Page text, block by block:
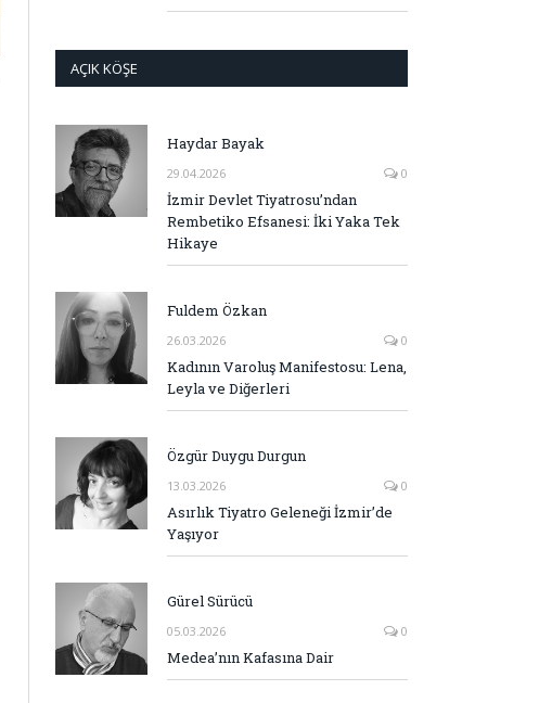
AÇIK KÖŞE
Haydar Bayak
29.04.2026 0
İzmir Devlet Tiyatrosu’ndan
Rembetiko Efsanesi: İki Yaka Tek
Hikaye
Fuldem Özkan
26.03.2026 0
Kadının Varoluş Manifestosu: Lena,
Leyla ve Diğerleri
Özgür Duygu Durgun
13.03.2026 0
Asırlık Tiyatro Geleneği İzmir’de
Yaşıyor
Gürel Sürücü
05.03.2026 0
Medea’nın Kafasına Dair